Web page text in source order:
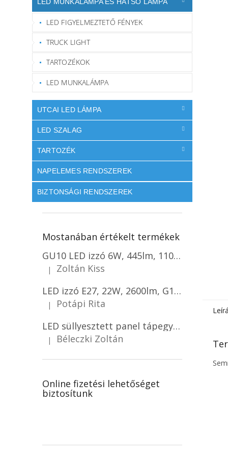
LED FIGYELMEZTETŐ FÉNYEK
TRUCK LIGHT
TARTOZÉKOK
LED MUNKALÁMPA
UTCAI LED LÁMPA
LED SZALAG
TARTOZÉK
NAPELEMES RENDSZEREK
BIZTONSÁGI RENDSZEREK
Mostanában értékelt termékek
GU10 LED izzó 6W, 445lm, 110°, szabályozható, CREE chip, 4+6 gratis!
A termék értékelése 5-ből 5 csillag.
|
Zoltán Kiss
LED izzó E27, 22W, 2600lm, G120, CREE CHIP/2-PACK!
A termék értékelése 5-ből 5 csillag.
|
Potápi Rita
LED süllyesztett panel tápegységgel 18W, 1980lm, háttérvilágítással, színváltozással 3000K/4000K/6500K, 1+1 gratis!
A termék értékelése 5-ből 5 csillag.
| Béleczki Zoltán
Online fizetési lehetőséget
biztosítunk